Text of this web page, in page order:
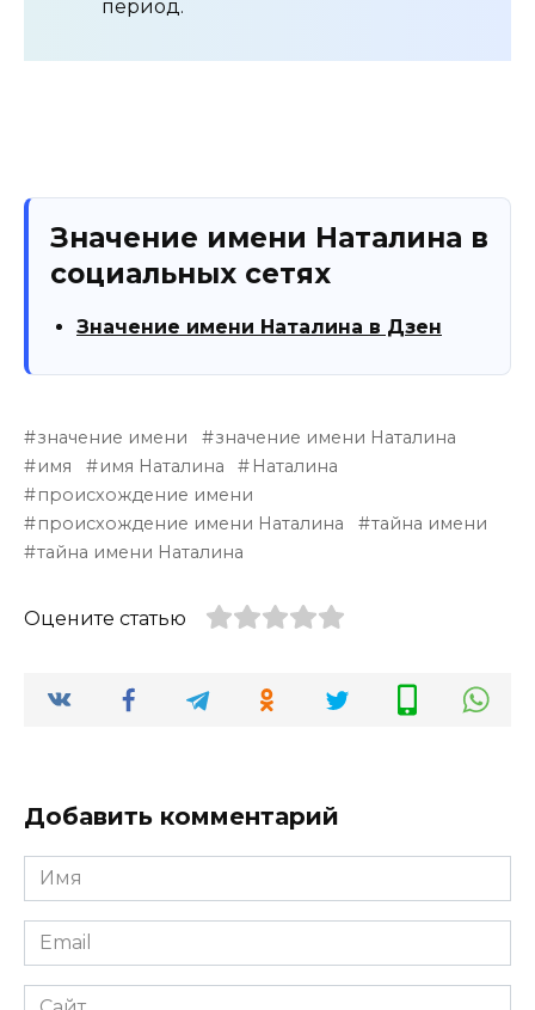
период.
Значение имени Наталина в
социальных сетях
Значение имени Наталина в Дзен
значение имени
значение имени Наталина
имя
имя Наталина
Наталина
происхождение имени
происхождение имени Наталина
тайна имени
тайна имени Наталина
Оцените статью
Добавить комментарий
Имя
*
Email
*
Сайт